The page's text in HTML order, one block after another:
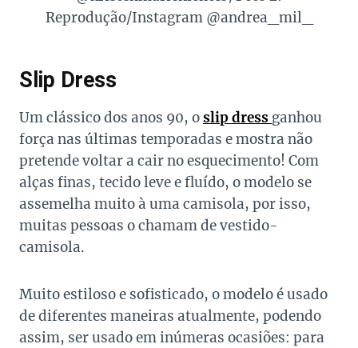
Reprodução/Instagram @andrea_mil_
Slip Dress
Um clássico dos anos 90, oslip dress ganhou
força nas últimas temporadas e mostra não
pretende voltar a cair no esquecimento! Com
alças finas, tecido leve e fluído, o modelo se
assemelha muito à uma camisola, por isso,
muitas pessoas o chamam de vestido-
camisola.
Muito estiloso e sofisticado, o modelo é usado
de diferentes maneiras atualmente, podendo
assim, ser usado em inúmeras ocasiões: para